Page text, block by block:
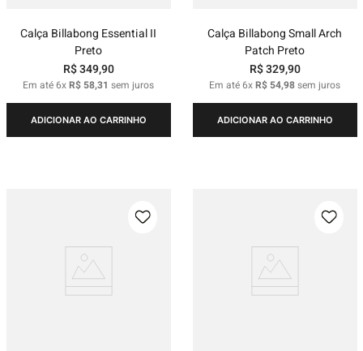
Calça Billabong Essential II
Preto
R$349,90
Em até6xR$ 58,31 sem juros
ADICIONAR AO CARRINHO
Calça Billabong Small Arch
Patch Preto
R$329,90
Em até6xR$ 54,98sem juros
ADICIONAR AO CARRINHO